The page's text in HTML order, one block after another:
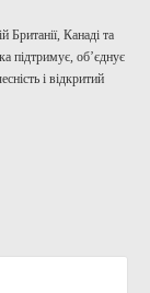
Канаді та
підтримує, об’єднує
і відкритий